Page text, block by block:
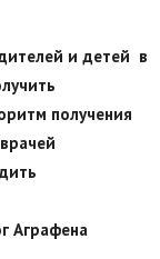
и детей в
получения
Аграфена